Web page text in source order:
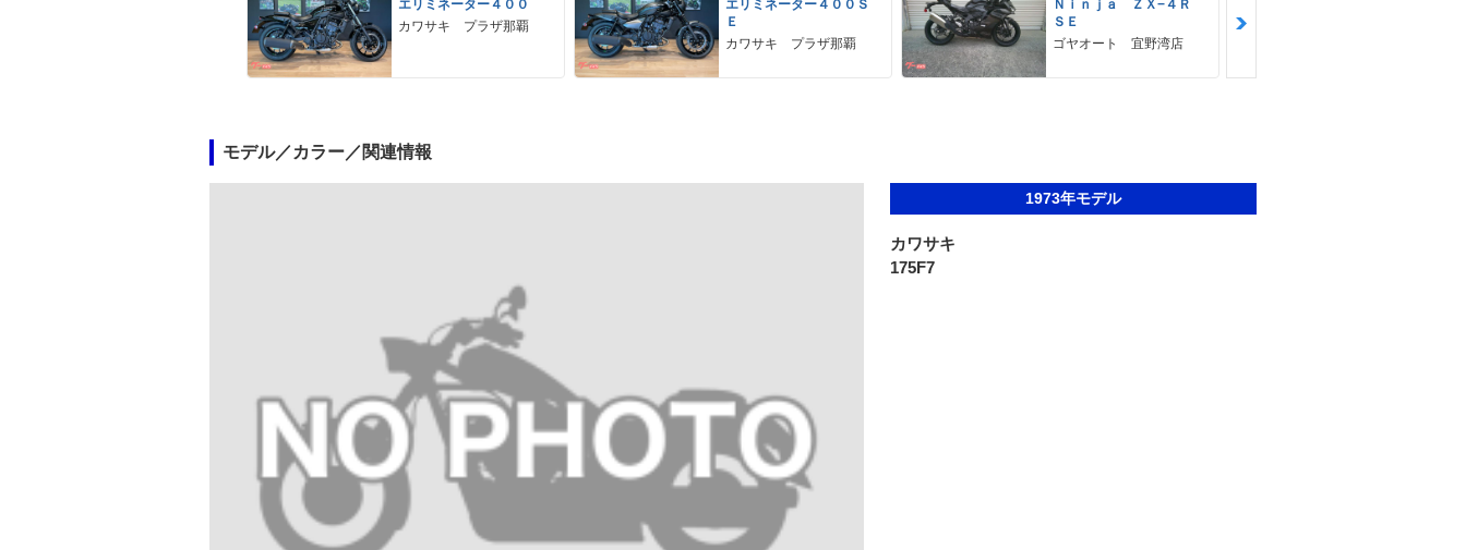
エリミネーター４００
カワサキ プラザ那覇
エリミネーター４００Ｓ
Ｅ
カワサキ プラザ那覇
Ｎｉｎｊａ ＺＸ−４Ｒ
ＳＥ
ゴヤオート 宜野湾店
モデル／カラー／関連情報
1973年モデル
カワサキ
175F7